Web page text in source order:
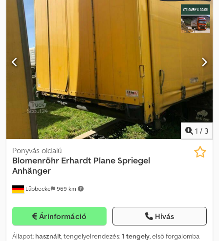
N A E Hofx Aldea Teljes hossz: 5 580 mm Raktér hossza: 3 500 mm
Szélesség: teljes szélesség 2 280 mm / rakodási szélesség 1 800
mm Rakodómagasság: kb. 600 mm További információk - Rácsos
rámpák 2 000x450 mm
1 / 3
Lübbecke 969 km
Ponyvás oldalú
Blomenröhr Erhardt Plane Spriegel
Anhänger
Árinformáció Hívás
Állapot: használt, tengelyelrendezés:1 tengely, első forgalomba